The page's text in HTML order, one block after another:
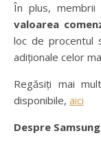
În plus, membrii
valoarea
loc de procentul
adiționale celor
Regăsiți mai
disponibile, aici
Despre